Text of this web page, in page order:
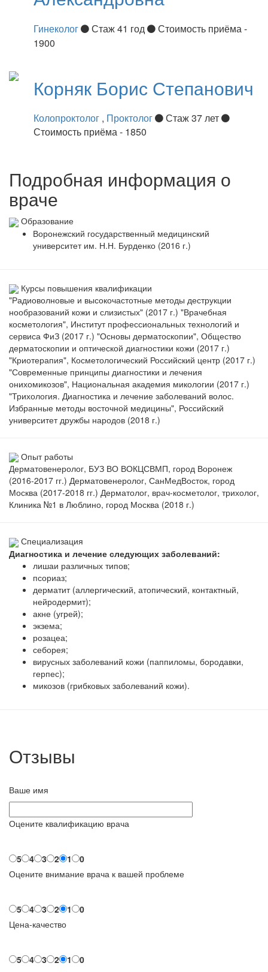
Гинеколог Стаж 41 год
Стоимость приёма -
1900
Корняк Борис Степанович
Колопроктолог , Проктолог
Стаж 37 лет
Стоимость приёма - 1850
Подробная информация о
враче
Образование
Воронежский государственный медицинский
университет им. Н.Н. Бурденко (2016 г.)
Курсы повышения квалификации
"Радиоволновые и высокочастотные методы деструкции
нообразований кожи и слизистых" (2017 г.) "Врачебная
косметология", Институт профессиональных технологий и
сервиса ФиЗ (2017 г.) "Основы дерматоскопии", Общество
дерматоскопии и оптической диагностики кожи (2017 г.)
"Криотерапия", Косметологический Российский центр (2017 г.)
"Современные принципы диагностики и лечения
онихомикозов", Национальная академия микологии (2017 г.)
"Трихология. Диагностика и лечение заболеваний волос.
Избранные методы восточной медицины", Российский
университет дружбы народов (2018 г.)
Опыт работы
Дерматовенеролог, БУЗ ВО ВОКЦСВМП, город Воронеж
(2016-2017 гг.) Дерматовенеролог, СанМедВосток, город
Москва (2017-2018 гг.) Дерматолог, врач-косметолог, трихолог,
Клиника №1 в Люблино, город Москва (2018 г.)
Специализация
Диагностика и лечение следующих заболеваний:
лишаи различных типов;
псориаз;
дерматит (аллергический, атопический, контактный,
нейродермит);
акне (угрей);
экзема;
розацеа;
себорея;
вирусных заболеваний кожи (паппиломы, бородавки,
герпес);
микозов (грибковых заболеваний кожи).
Отзывы
Ваше имя
Оцените квалификацию врача
5 4 3 2 1
0
Оцените внимание врача к вашей проблеме
5 4 3 2 1
0
Цена-качество
5 4 3 2 1 0